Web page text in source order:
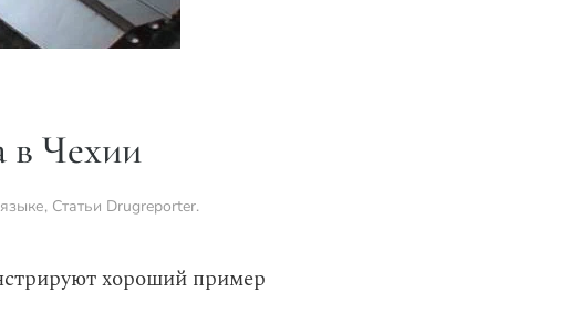
в Чехии
, Статьи Drugreporter.
хороший пример